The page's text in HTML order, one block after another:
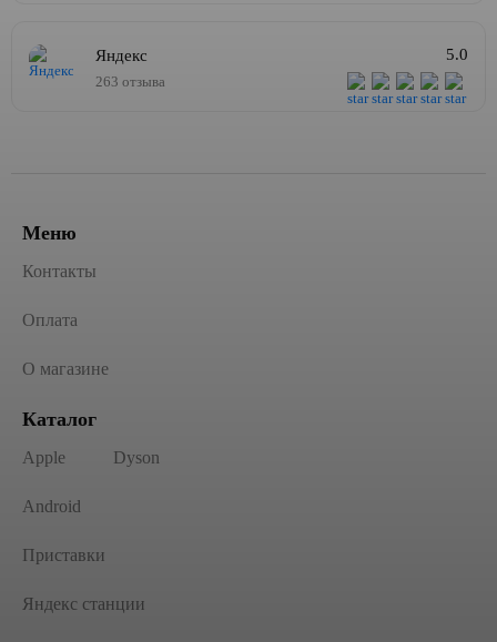
Яндекс
263 отзыва
5.0
Меню
Контакты
Оплата
О магазине
Каталог
Apple Dyson
Android
Приставки
Яндекс станции